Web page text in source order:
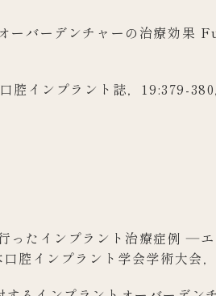
ーバーデンチャーの治療効果
ンプラント誌，19:379-380
ったインプラント治療症例 ―
腔インプラント学会学術大会